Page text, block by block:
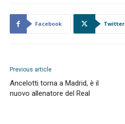
Facebook Twitter
Previous article
Ancelotti torna a Madrid, è il
nuovo allenatore del Real